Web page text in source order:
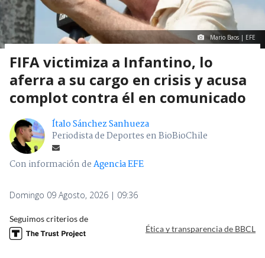
Mario Baos | EFE
FIFA victimiza a Infantino, lo
aferra a su cargo en crisis y acusa
complot contra él en comunicado
Ítalo Sánchez Sanhueza
Periodista de Deportes en BioBioChile
Con información deAgencia EFE
Domingo 09 Agosto, 2026 | 09:36
Seguimos criterios de
Ética y transparencia de BBCL